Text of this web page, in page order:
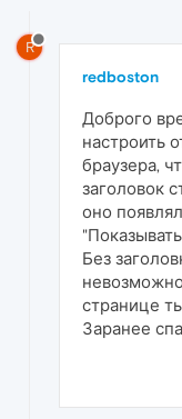
R
redboston
Доброго
настроить
браузера,
заголовок
оно
Без
странице
Заранее